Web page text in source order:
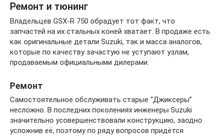
Ремонт и тюнинг
Владельцев GSX-R 750 обрадует тот факт, что
запчастей на их стальных коней хватает. В продаже есть
как оригинальные детали Suzuki, так и масса аналогов,
которые по качеству зачастую не уступают узлам,
продаваемым официальными дилерами.
Ремонт
Самостоятельное обслуживать старые “Джиксеры”
несложно. В последних поколениях инженеры Suzuki
значительно усовершенствовали конструкцию, заодно
усложнив её, поэтому по ряду вопросов придётся